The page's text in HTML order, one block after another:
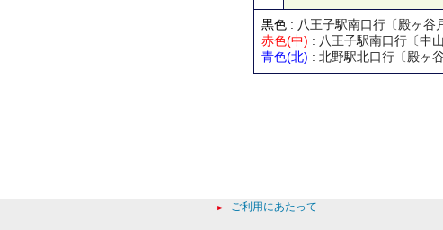
黒色 : 八王子駅南口行〔殿ヶ谷
赤色(中) : 八王子駅南口行〔中
青色(北) : 北野駅北口行〔殿ヶ
ご利用にあたって